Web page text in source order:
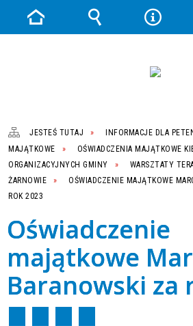
JESTEŚ TUTAJ INFORMACJE DLA
MAJĄTKOWE
OŚWIADCZENIA MAJĄTKOWE
ORGANIZACYJNYCH GMINY
WARSZTATY
ŻARNOWIE
OŚWIADCZENIE MAJĄTKOWE
ROK 2023
Oświadczenie
majątkowe
Baranowski za
Strona
Wyszukiwarka